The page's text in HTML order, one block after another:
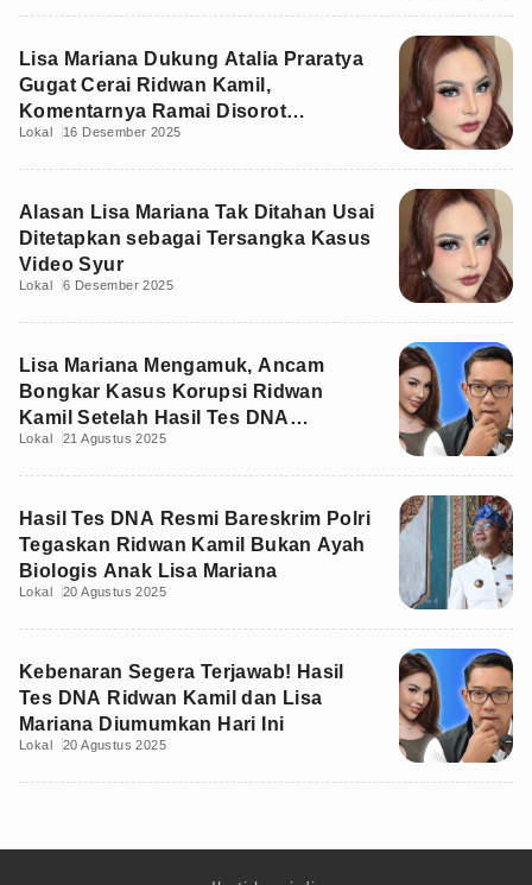
Lisa Mariana Dukung Atalia Praratya
Gugat Cerai Ridwan Kamil,
Komentarnya Ramai Disorot
Warganet
Lokal 16 Desember 2025
Alasan Lisa Mariana Tak Ditahan Usai
Ditetapkan sebagai Tersangka Kasus
Video Syur
Lokal 6 Desember 2025
Lisa Mariana Mengamuk, Ancam
Bongkar Kasus Korupsi Ridwan
Kamil Setelah Hasil Tes DNA
Diumumkan
Lokal 21 Agustus 2025
Hasil Tes DNA Resmi Bareskrim Polri
Tegaskan Ridwan Kamil Bukan Ayah
Biologis Anak Lisa Mariana
Lokal 20 Agustus 2025
Kebenaran Segera Terjawab! Hasil
Tes DNA Ridwan Kamil dan Lisa
Mariana Diumumkan Hari Ini
Lokal 20 Agustus 2025